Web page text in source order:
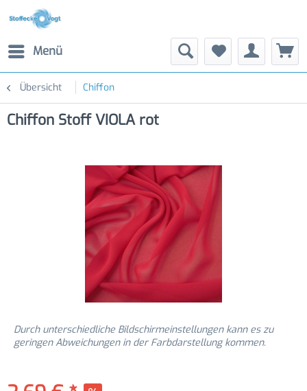
Menü
Übersicht Chiffon
Chiffon Stoff VIOLA rot
Durch unterschiedliche Bildschirmeinstellungen kann es zu
geringen Abweichungen in der Farbdarstellung kommen.